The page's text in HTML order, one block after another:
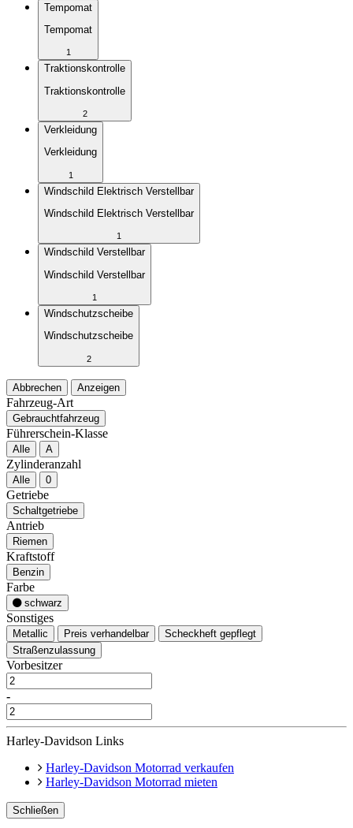
Tempomat
Tempomat
1
Traktionskontrolle
Traktionskontrolle
2
Verkleidung
Verkleidung
1
Windschild Elektrisch Verstellbar
Windschild Elektrisch Verstellbar
1
Windschild Verstellbar
Windschild Verstellbar
1
Windschutzscheibe
Windschutzscheibe
2
Abbrechen Anzeigen
Fahrzeug-Art
Gebrauchtfahrzeug
Führerschein-Klasse
Alle A
Zylinderanzahl
Alle 0
Getriebe
Schaltgetriebe
Antrieb
Riemen
Kraftstoff
Benzin
Farbe
schwarz
Sonstiges
Metallic Preis verhandelbar
Scheckheft gepflegt
Straßenzulassung
Vorbesitzer
-
Harley-Davidson Links
Harley-Davidson Motorrad verkaufen
Harley-Davidson Motorrad mieten
Schließen